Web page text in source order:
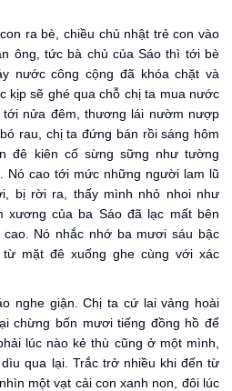
ra bè, chiều chủ nhật trẻ con vào
ông, tức bà chủ của Sáo thì tới bè
nước công cộng đã khóa chặt và
kịp sẽ ghé qua chỗ chị ta mua nước
tới nửa đêm, thương lái nườm nượp
rau, chị ta đứng bán rồi sáng hôm
đê kiên cố sừng sững như tường
Nó cao tới mức những người lam lũ
bị rời ra, thấy mình nhỏ nhoi như
xương của ba Sáo đã lạc mất bên
Nó nhắc nhớ ba mươi sáu bậc
mặt đê xuống ghe cùng với xác
nghe giận. Chị ta cứ lai vảng hoài
chừng bốn mươi tiếng đồng hồ để
lúc nào kẻ thù cũng ở một mình,
qua lại. Trắc trở nhiều khi đến từ
một vạt cải con xanh non, đôi lúc